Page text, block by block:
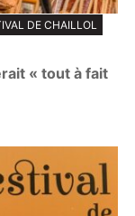
DE CHAILLOL
« tout à fait